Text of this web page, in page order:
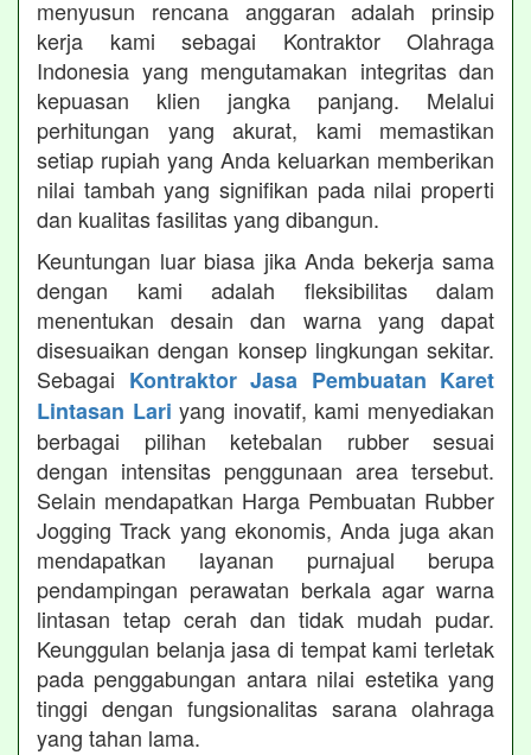
menyusun rencana anggaran adalah prinsip
kerja kami sebagai Kontraktor Olahraga
Indonesia yang mengutamakan integritas dan
kepuasan klien jangka panjang. Melalui
perhitungan yang akurat, kami memastikan
setiap rupiah yang Anda keluarkan memberikan
nilai tambah yang signifikan pada nilai properti
dan kualitas fasilitas yang dibangun.
Keuntungan luar biasa jika Anda bekerja sama
dengan kami adalah fleksibilitas dalam
menentukan desain dan warna yang dapat
disesuaikan dengan konsep lingkungan sekitar.
Sebagai Kontraktor Jasa Pembuatan Karet
Lintasan Lari yang inovatif, kami menyediakan
berbagai pilihan ketebalan rubber sesuai
dengan intensitas penggunaan area tersebut.
Selain mendapatkan Harga Pembuatan Rubber
Jogging Track yang ekonomis, Anda juga akan
mendapatkan layanan purnajual berupa
pendampingan perawatan berkala agar warna
lintasan tetap cerah dan tidak mudah pudar.
Keunggulan belanja jasa di tempat kami terletak
pada penggabungan antara nilai estetika yang
tinggi dengan fungsionalitas sarana olahraga
yang tahan lama.